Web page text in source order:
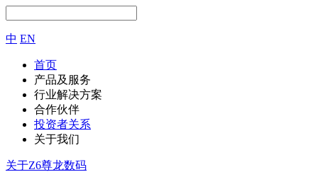
中 EN
首页
产品及服务
行业解决方案
合作伙伴
投资者关系
关于我们
关于Z6尊龙数码